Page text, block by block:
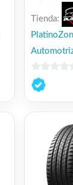
Tienda:
0
de